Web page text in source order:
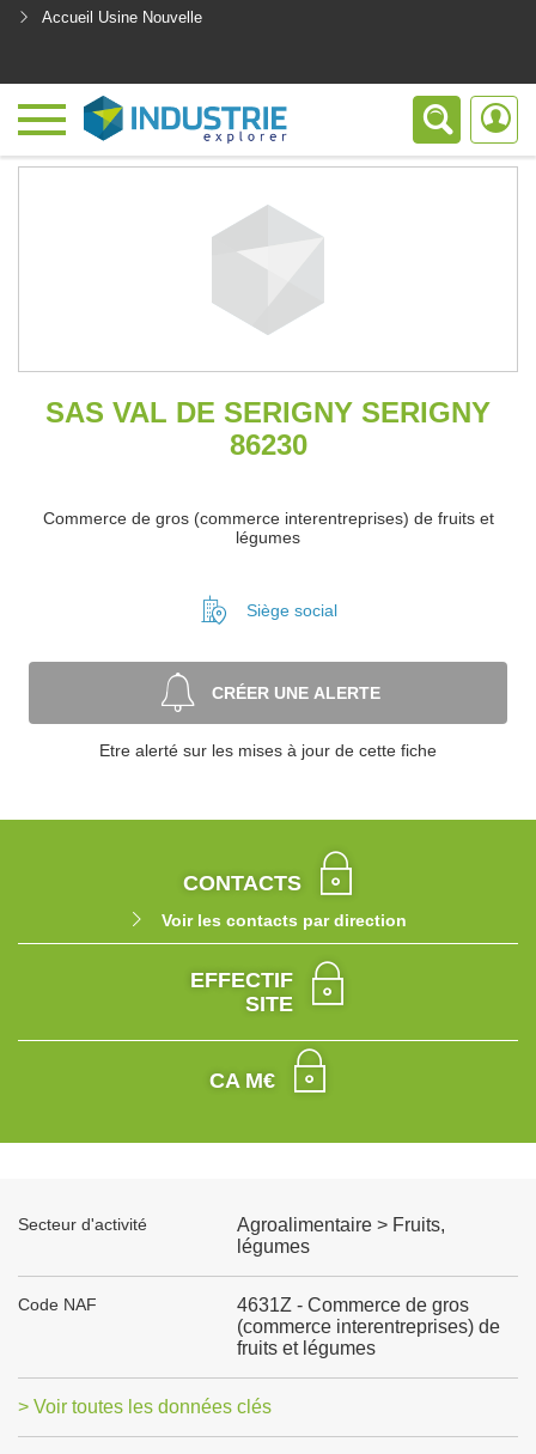
Accueil Usine Nouvelle
SAS VAL DE SERIGNY SERIGNY
86230
Commerce de gros (commerce interentreprises) de fruits et
légumes
Siège social
CRÉER UNE ALERTE
Etre alerté sur les mises à jour de cette fiche
CONTACTS
Voir les contacts par direction
EFFECTIF
SITE
CA M€
Secteur d'activité
Agroalimentaire > Fruits,
légumes
Code NAF
4631Z - Commerce de gros
(commerce interentreprises) de
fruits et légumes
> Voir toutes les données clés